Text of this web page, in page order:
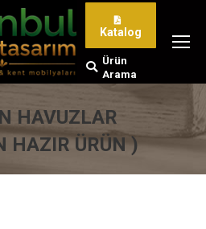
Katalog
Search:
Ürün
Arama
HAVUZLAR
HAZIR ÜRÜN )